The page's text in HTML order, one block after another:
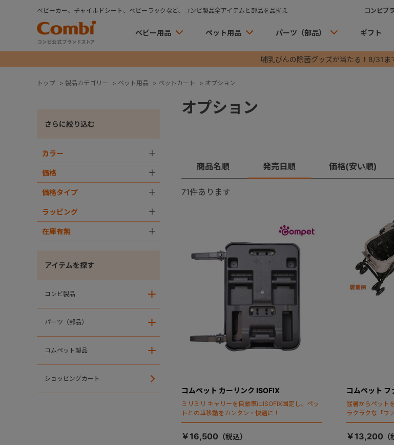
ベビーカー、チャイルドシート、ベビーラックなど、コンビ製品全アイテムと部品を品揃え コンビブ
ベビー用品 ペット用品 パーツ（部品） ギフト
哺乳びんの除菌グッズが当たる！8/31ま
トップ > 製品カテゴリー > ペット用品 > ペットカート > オプション
さらに絞り込む
カラー
価格
価格タイプ
ラッピング
在庫有無
アイテムを探す
コンビ製品
パーツ（部品）
コムペット製品
ショッピングカート
オプション
商品名順 発売日順 価格(安い順)
71件あります
コムペット カーリンク ISOFIX
ミリミリ キャリーを自動車にISOFIX固定し、ペッ
トとの車移動をカンタン・快適に！
￥16,500
コムペット フ
猛暑からペット
ラクラクな「フ
￥13,200